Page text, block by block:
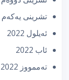
تشرینی یه‌كه‌م 2022
ئه‌یلول 2022
ئاب 2022
تەممووز 2022